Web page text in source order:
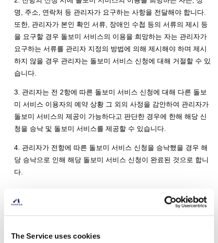
The Service uses cookies
명, 주소, 연락처 등 관리자가 요구하는 사항을 전달해야 합니다.
또한, 관리자가 본인 확인 서류, 장애인 수첩 등의 서류의 제시 등
을 요구할 경우 돌보미 서비스의 이용을 희망하는 자는 관리자가
요구하는 서류를 관리자 지정의 방법에 의해 제시해야 하며 제시
하지 않을 경우 관리자는 돌보미 서비스 신청에 대해 거절할 수 있
습니다.
3. 관리자는 전 2항에 따른 돌보미 서비스 신청에 대해 다른 돌보
미 서비스 이용자의 예약 상황 그 외의 사정을 감안하여 관리자가
돌보미 서비스의 제공이 가능하다고 판단한 경우에 한해 해당 신
청을 승낙 및 돌보미 서비스를 제공할 수 있습니다.
4. 관리자가 전항에 따른 돌보미 서비스 신청을 승낙했을 경우 해
당 승낙으로 인해 해당 돌보미 서비스 신청이 완료된 것으로 합니
다.
제13조 관리자는 돌보미 서비스 이용자에게 돌보미 서비스의 제
공 개시에 있어 본인 확인 등을 목적으로, 돌보미 서비스 이용자에